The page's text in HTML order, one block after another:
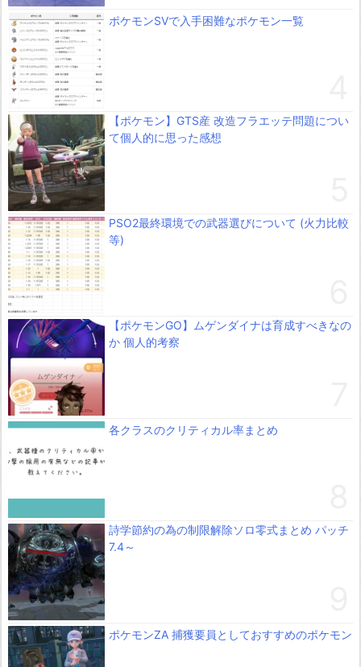
ポケモンSVで入手困難なポケモン一覧
【ポケモン】GTS産 改造フラエッテ問題につい
て個人的に思った感想
PSO2最終環境での武器選びについて (火力比較
等)
【ポケモンGO】ムゲンダイナは育成すべきなの
か 個人的考察
各クラスのクリティカル率まとめ
詩学節約の為の制限解除ソロ零式まとめ パッチ
7.4～
ポケモンZA 捕獲要員としておすすめのポケモン